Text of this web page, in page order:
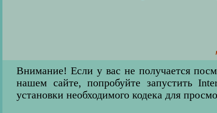
Внимание! Если у вас не получается
нашем сайте, попробуйте запустить
установки необходимого кодека для